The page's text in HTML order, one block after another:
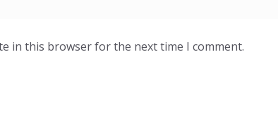
in this browser for the next time I comment.